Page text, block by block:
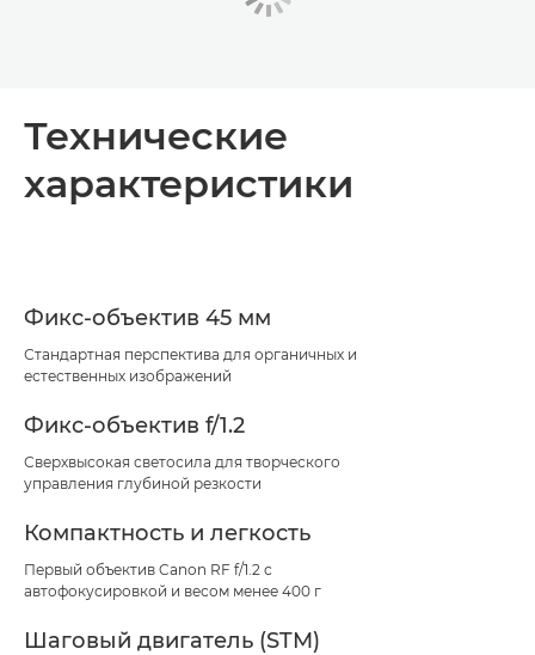
Технические
характеристики
Фикс-объектив 45 мм
Стандартная перспектива для органичных и
естественных изображений
Фикс-объектив f/1.2
Сверхвысокая светосила для творческого
управления глубиной резкости
Компактность и легкость
Первый объектив Canon RF f/1.2 с
автофокусировкой и весом менее 400 г
Шаговый двигатель (STM)